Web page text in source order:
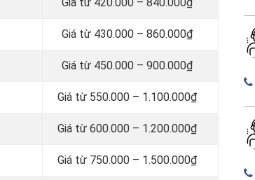
Giá từ 430.000 – 860.000₫
Giá từ 450.000 – 900.000₫
Giá từ 550.000 – 1.100.000₫
Giá từ 600.000 – 1.200.000₫
Giá từ 750.000 – 1.500.000₫